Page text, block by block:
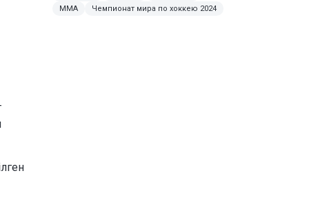
MMA
Чемпионат мира по хоккею 2024